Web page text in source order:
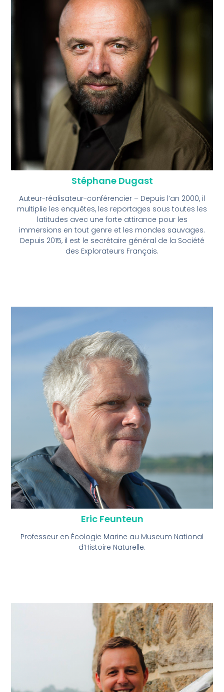
Stéphane Dugast
Auteur-réalisateur-conférencier – Depuis l’an 2000, il
multiplie les enquêtes, les reportages sous toutes les
latitudes avec une forte attirance pour les
immersions en tout genre et les mondes sauvages.
Depuis 2015, il est le secrétaire général de la Société
des Explorateurs Français.
Eric Feunteun
Professeur en Écologie Marine au Museum National
d’Histoire Naturelle.